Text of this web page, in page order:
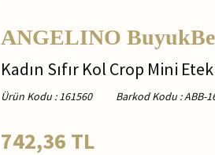
ANGELINO
Kadın Sıfır Kol Crop Mini
Ürün Kodu : 161560 Barkod Kodu :ABB-
742,36 TL